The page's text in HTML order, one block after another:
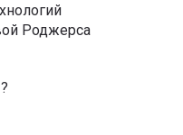
Роджерса